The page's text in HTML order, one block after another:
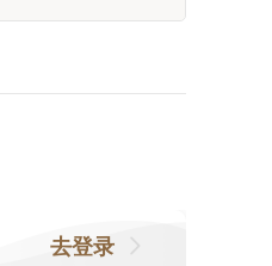
退房都很快捷。早
去登录